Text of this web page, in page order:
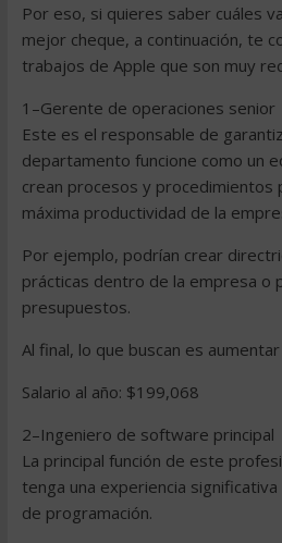
Por eso, si quieres saber cuáles
mejor cheque, a continuación, te
trabajos de Apple que son muy
1–Gerente de operaciones senior
Este es el responsable de
departamento funcione como un
crean procesos y procedimientos
máxima productividad de la
Por ejemplo, podrían crear
prácticas dentro de la empresa o
presupuestos.
Al final, lo que buscan es
Salario al año: $199,068
2–Ingeniero de software principal
La principal función de este
tenga una experiencia
de programación.